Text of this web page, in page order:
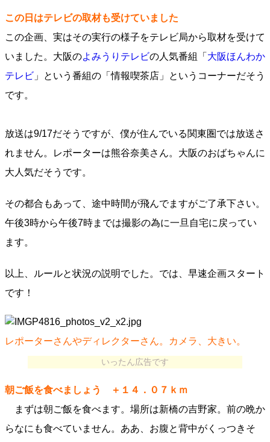
この日はテレビの取材も受けていました
この企画、実はその実行の様子をテレビ局から取材を受けて
いました。大阪のよみうりテレビの人気番組「 大阪ほんわか
テレビ 」という番組の「情報喫茶店」というコーナーだそう
です。
放送は9/17だそうですが、僕が住んでいる関東圏では放送さ
れません。レポーターは熊谷奈美さん。大阪のおばちゃんに
大人気だそうです。
その都合もあって、途中時間が飛んでますがご了承下さい。
午後3時から午後7時までは撮影の為に一旦自宅に戻ってい
ます。
以上、ルールと状況の説明でした。では、早速企画スタート
です！
レポーターさんやディレクターさん。カメラ、大きい。
いったん広告です
朝ご飯を食べましょう ＋１４．０７ｋｍ
まずは朝ご飯を食べます。場所は新橋の吉野家。前の晩か
らなにも食べていません。ああ、お腹と背中がくっつきそ